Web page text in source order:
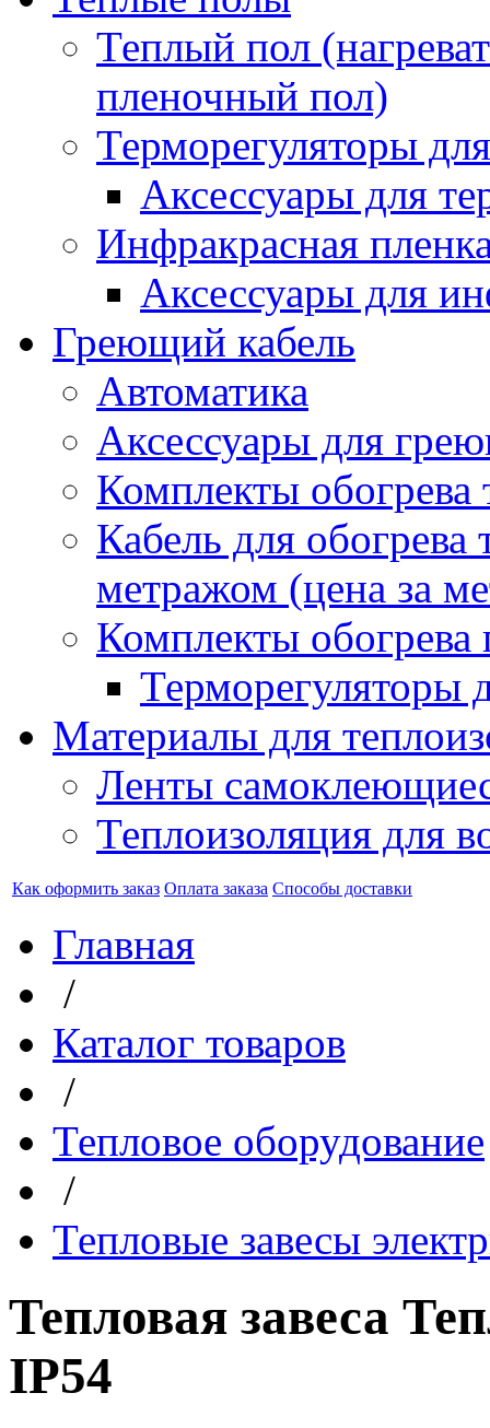
Теплый пол
пленочный пол)
Терморегуляторы
Аксессуары для
Инфракрасная
Аксессуары для
Греющий кабель
Автоматика
Аксессуары для
Комплекты обогрева
Кабель для обогрева
метражом (цена за
Комплекты обогрева
Терморегуляторы
Материалы для
Ленты
Теплоизоляция для
Как оформить заказ Оплата заказа Способы доставки
Главная
/
Каталог товаров
/
Тепловое оборудование
/
Тепловые завесы
Тепловая завеса
IP54